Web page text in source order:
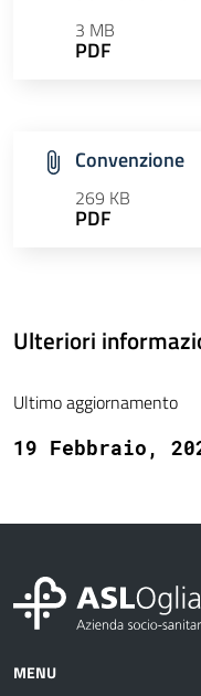
3 MB
PDF
Convenzione
269 KB
PDF
Ulteriori
Ultimo aggiornamento
19 Febbraio,
MENU